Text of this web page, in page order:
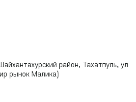
район, Тахатпуль, ул
рынок Малика)